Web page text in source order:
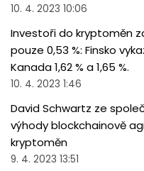
10. 4. 2023 10:06
Investoři do kryptoměn
pouze 0,53 %: Finsko
Kanada 1,62 % a 1,65 %.
10. 4. 2023 1:46
David Schwartz ze
výhody blockchainově
kryptoměn
9. 4. 2023 13:51